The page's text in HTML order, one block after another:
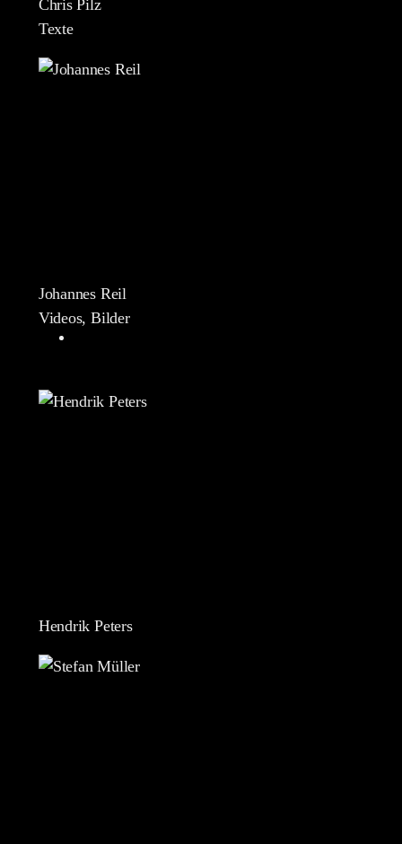
Chris Pilz
Texte
Johannes Reil
Videos, Bilder
Hendrik Peters